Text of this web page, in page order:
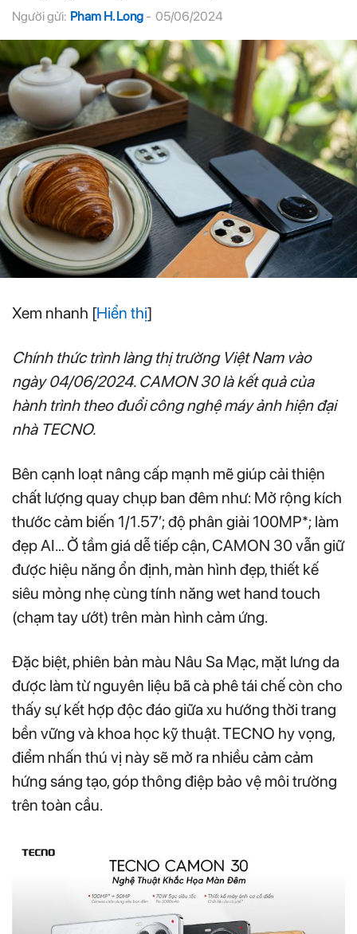
Người gửi: Pham H. Long - 05/06/2024
Xem nhanh [Hiển thị]
Chính thức trình làng thị trường Việt Nam vào
ngày 04/06/2024. CAMON 30 là kết quả của
hành trình theo đuổi công nghệ máy ảnh hiện đại
nhà TECNO.
Bên cạnh loạt nâng cấp mạnh mẽ giúp cải thiện
chất lượng quay chụp ban đêm như: Mở rộng kích
thước cảm biến 1/1.57’; độ phân giải 100MP*; làm
đẹp AI… Ở tầm giá dễ tiếp cận, CAMON 30 vẫn giữ
được hiệu năng ổn định, màn hình đẹp, thiết kế
siêu mỏng nhẹ cùng tính năng wet hand touch
(chạm tay ướt) trên màn hình cảm ứng.
Đặc biệt, phiên bản màu Nâu Sa Mạc, mặt lưng da
được làm từ nguyên liệu bã cà phê tái chế còn cho
thấy sự kết hợp độc đáo giữa xu hướng thời trang
bền vững và khoa học kỹ thuật. TECNO hy vọng,
điểm nhấn thú vị này sẽ mở ra nhiều cảm cảm
hứng sáng tạo, góp thông điệp bảo vệ môi trường
trên toàn cầu.